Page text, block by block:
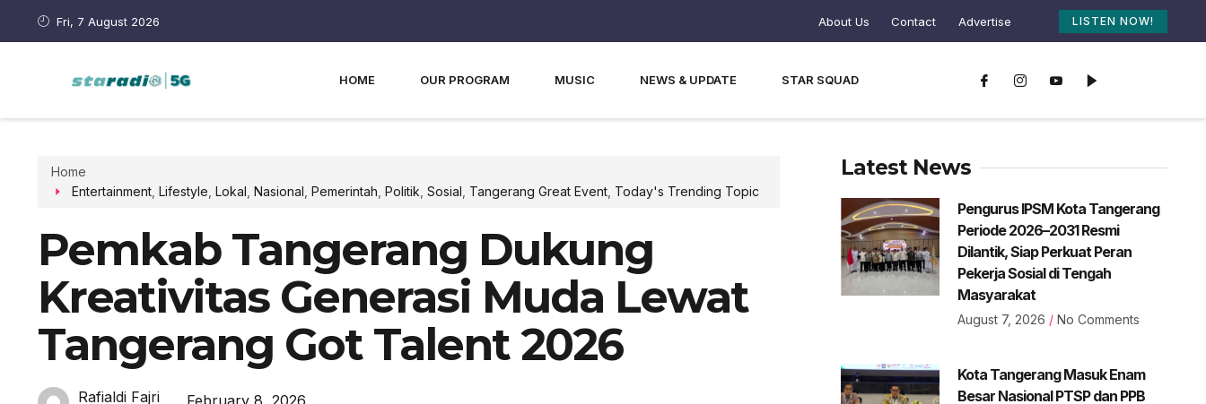
Fri, 7 August 2026 About Us Contact Advertise LISTEN NOW!
HOME OUR PROGRAM MUSIC NEWS & UPDATE STAR SQUAD
Home
Entertainment, Lifestyle Lokal Nasional Pemerintah Politik Sosial Tangerang Great Event, Today's Trending Topic
Pemkab Tangerang Dukung
Kreativitas Generasi Muda Lewat
Tangerang Got Talent 2026
Rafialdi Fajri February 8, 2026
Latest News
Pengurus IPSM Kota Tangerang
Periode 2026–2031 Resmi
Dilantik, Siap Perkuat Peran
Pekerja Sosial di Tengah
Masyarakat
August 7, 2026 No Comments
Kota Tangerang Masuk Enam
Besar Nasional PTSP dan PPB